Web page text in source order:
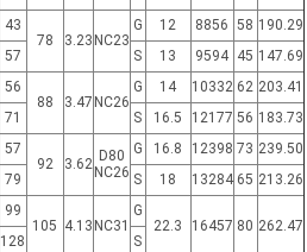
43
78
3.23 NC23
G 12 8856 58 190.29
57 S 13 9594 45 147.69
56
88
3.47 NC26
G 14 10332 62 203.41
71 S 16.5 12177 56 183.73
57
92
3.62 D80
NC26
G 16.8 12398 73 239.50
79 S 18 13284 65 213.26
99
105 4.13 NC31
G
22.3
16457 80 262.47
128 S